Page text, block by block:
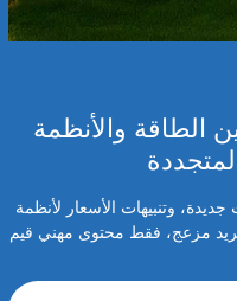
الطاقة والأنظمة
وتنبيهات الأسعار لأنظمة
مزعج، فقط محتوى مهني قيم